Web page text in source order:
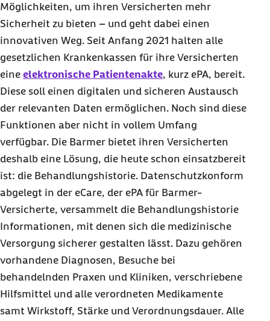
Möglichkeiten, um ihren Versicherten mehr
Sicherheit zu bieten – und geht dabei einen
innovativen Weg. Seit Anfang 2021 halten alle
gesetzlichen Krankenkassen für ihre Versicherten
eine elektronische Patientenakte, kurz ePA, bereit.
Diese soll einen digitalen und sicheren Austausch
der relevanten Daten ermöglichen. Noch sind diese
Funktionen aber nicht in vollem Umfang
verfügbar. Die Barmer bietet ihren Versicherten
deshalb eine Lösung, die heute schon einsatzbereit
ist: die Behandlungshistorie. Datenschutzkonform
abgelegt in der eCare, der ePA für Barmer-
Versicherte, versammelt die Behandlungshistorie
Informationen, mit denen sich die medizinische
Versorgung sicherer gestalten lässt. Dazu gehören
vorhandene Diagnosen, Besuche bei
behandelnden Praxen und Kliniken, verschriebene
Hilfsmittel und alle verordneten Medikamente
samt Wirkstoff, Stärke und Verordnungsdauer. Alle